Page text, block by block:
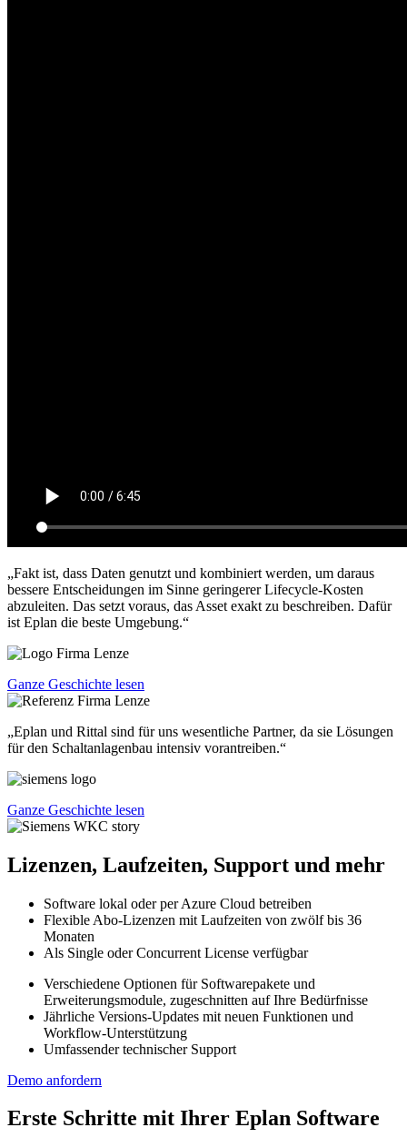
„Fakt ist, dass Daten genutzt und kombiniert werden, um daraus
bessere Entscheidungen im Sinne geringerer Lifecycle-Kosten
abzuleiten. Das setzt voraus, das Asset exakt zu beschreiben. Dafür
ist Eplan die beste Umgebung.“
Ganze Geschichte lesen
„Eplan und Rittal sind für uns wesentliche Partner, da sie Lösungen
für den Schaltanlagenbau intensiv vorantreiben.“
Ganze Geschichte lesen
Lizenzen, Laufzeiten, Support und mehr
Software lokal oder per Azure Cloud betreiben
Flexible Abo-Lizenzen mit Laufzeiten von zwölf bis 36
Monaten
Als Single oder Concurrent License verfügbar
Verschiedene Optionen für Softwarepakete und
Erweiterungsmodule, zugeschnitten auf Ihre Bedürfnisse
Jährliche Versions-Updates mit neuen Funktionen und
Workflow-Unterstützung
Umfassender technischer Support
Demo anfordern
Erste Schritte mit Ihrer Eplan Software